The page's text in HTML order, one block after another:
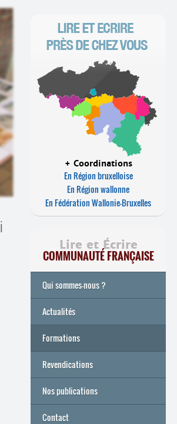
+ Coordinations
En Région bruxelloise
En Région wallonne
En Fédération Wallonie-Bruxelles
Lire et Écrire
COMMUNAUTÉ FRANÇAISE
Qui sommes-nous ?
Actualités
Formations
Archives
Université de printemps 2026
Revendications
Nos publications
Contact